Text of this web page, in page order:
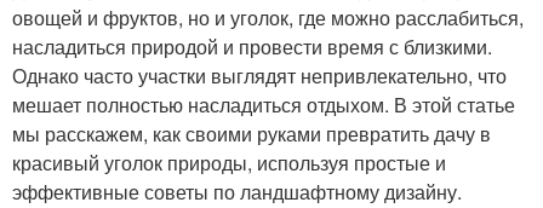
овощей и фруктов, но и уголок, где можно расслабиться,
насладиться природой и провести время с близкими.
Однако часто участки выглядят непривлекательно, что
мешает полностью насладиться отдыхом. В этой статье
мы расскажем, как своими руками превратить дачу в
красивый уголок природы, используя простые и
эффективные советы по ландшафтному дизайну.